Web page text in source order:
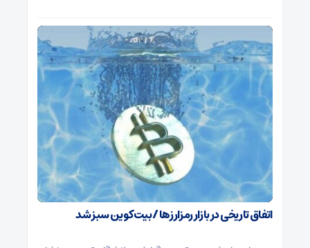
اتفاق تاریخی در بازار رمزارزها / بیت‌کوین سبز شد